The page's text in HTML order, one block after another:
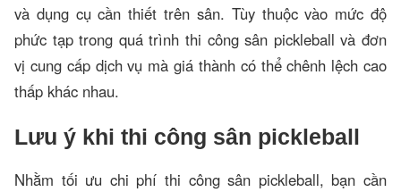
và dụng cụ cần thiết trên sân. Tùy thuộc vào mức độ
phức tạp trong quá trình thi công sân pickleball và đơn
vị cung cấp dịch vụ mà giá thành có thể chênh lệch cao
thấp khác nhau.
Lưu ý khi thi công sân pickleball
Nhằm tối ưu chi phí thi công sân pickleball, bạn cần